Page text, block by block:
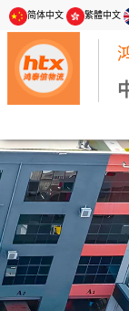
简体中文 繁體中文